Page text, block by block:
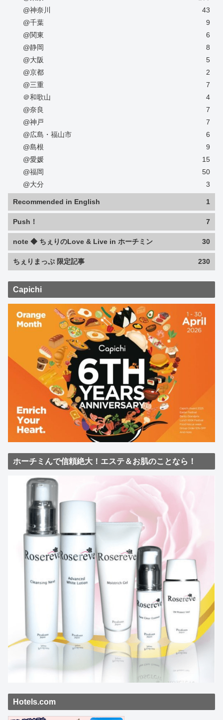
@神奈川
43
@千葉
9
@関東
6
@静岡
8
@大阪
5
@京都
2
@三重
7
＠和歌山
4
@奈良
7
@神戸
7
@広島・福山市
6
@島根
9
@愛媛
15
@福岡
50
@大分
3
Recommended in English 1
Push！ 7
note ◆ ちぇりのLove & Live in ホーチミン 30
ちぇりまっぷ 限定記事 230
Capichi
ホーチミんで信頼絶大！エステ＆お肌のことなら！
Hotels.com